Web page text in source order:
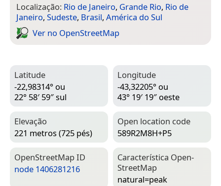
Localização: Rio de Janeiro, Grande Rio, Rio de
Janeiro, Sudeste, Brasil, América do Sul
Ver no Open­Street­Map
Latitude
-22,98314° ou
22° 58′ 59″ sul
Longitude
-43,32205° ou
43° 19′ 19″ oeste
Elevação
221 metros (725 pés)
Open location code
589R2M8H+P5
Open­Street­Map ID
node 1406281216
Característica Open­
Street­Map
natural=­peak